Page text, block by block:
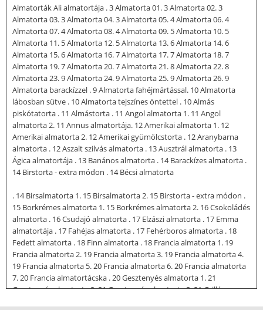
Almatorták Ali almatortája . 3 Almatorta 01. 3 Almatorta 02. 3
Almatorta 03. 3 Almatorta 04. 3 Almatorta 05. 4 Almatorta 06. 4
Almatorta 07. 4 Almatorta 08. 4 Almatorta 09. 5 Almatorta 10. 5
Almatorta 11. 5 Almatorta 12. 5 Almatorta 13. 6 Almatorta 14. 6
Almatorta 15. 6 Almatorta 16. 7 Almatorta 17. 7 Almatorta 18. 7
Almatorta 19. 7 Almatorta 20. 7 Almatorta 21. 8 Almatorta 22. 8
Almatorta 23. 9 Almatorta 24. 9 Almatorta 25. 9 Almatorta 26. 9
Almatorta barackízzel . 9 Almatorta fahéjmártással. 10 Almatorta
lábosban sütve . 10 Almatorta tejszínes öntettel . 10 Almás
piskótatorta . 11 Almástorta . 11 Angol almatorta 1. 11 Angol
almatorta 2. 11 Annus almatortája. 12 Amerikai almatorta 1. 12
Amerikai almatorta 2. 12 Amerikai gyümölcstorta . 12 Aranybarna
almatorta . 12 Aszalt szilvás almatorta . 13 Ausztrál almatorta . 13
Ágica almatortája . 13 Banános almatorta . 14 Barackízes almatorta .
14 Birstorta - extra módon . 14 Bécsi almatorta
. 14 Birsalmatorta 1. 15 Birsalmatorta 2. 15 Birstorta - extra módon .
15 Borkrémes almatorta 1. 15 Borkrémes almatorta 2. 16 Csokoládés
almatorta . 16 Csudajó almatorta . 17 Elzászi almatorta . 17 Emma
almatortája . 17 Fahéjas almatorta . 17 Fehérboros almatorta . 18
Fedett almatorta . 18 Finn almatorta . 18 Francia almatorta 1. 19
Francia almatorta 2. 19 Francia almatorta 3. 19 Francia almatorta 4.
19 Francia almatorta 5. 20 Francia almatorta 6. 20 Francia almatorta
7. 20 Francia almatortácska . 20 Gesztenyés almatorta 1. 21
Gesztenyés almatorta 2. 21 Gesztenyés almatorta 3. 21 Grillázsos-